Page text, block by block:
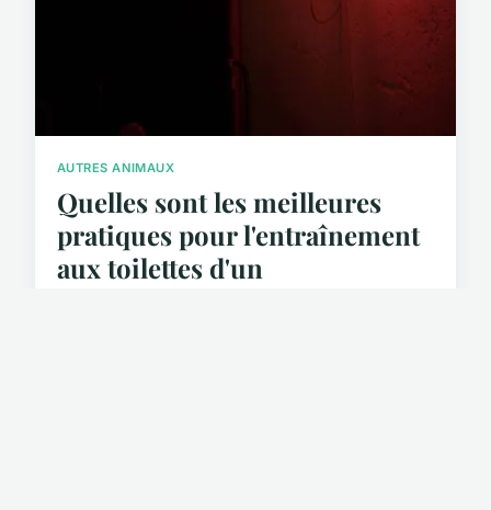
AUTRES ANIMAUX
Quelles sont les meilleures
pratiques pour l'entraînement
aux toilettes d'un